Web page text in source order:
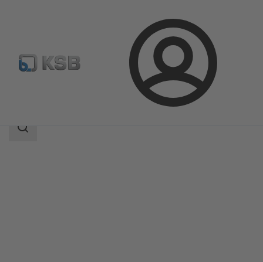
ล็อกอิน
แค็ตตาล็อกผลิตภัณฑ์ MIL 70000
ขอบเขต